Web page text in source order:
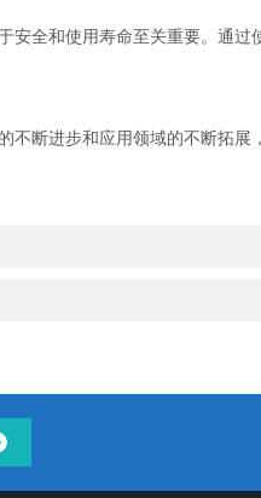
全和使用寿命至关重要。通过
断进步和应用领域的不断拓展